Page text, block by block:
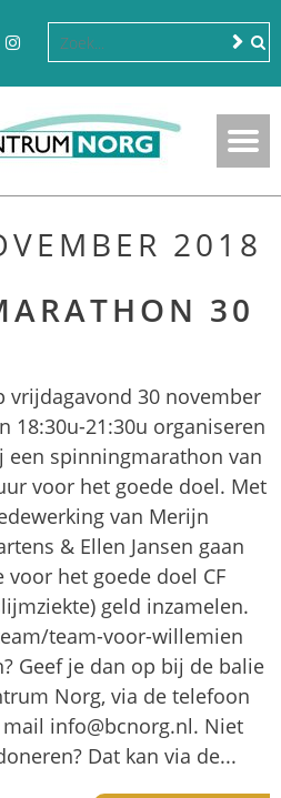
2018
30
vrijdagavond 30 november
18:30u-21:30u organiseren
een spinningmarathon van
voor het goede doel. Met
van Merijn
& Ellen Jansen gaan
voor het goede doel CF
geld inzamelen.
team-voor-willemien
Geef je dan op bij de balie
Norg, via de telefoon
info@bcnorg.nl. Niet
Dat kan via de...